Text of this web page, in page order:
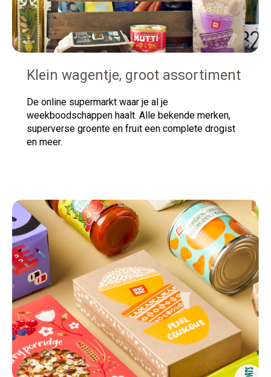
Klein wagentje, groot assortiment
De online supermarkt waar je al je
weekboodschappen haalt. Alle bekende merken,
superverse groente en fruit een complete drogist
en meer.